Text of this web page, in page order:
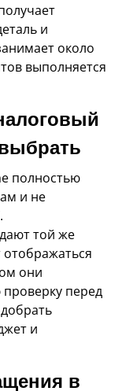
и
около
выполняется
полностью
и не
той же
они
перед
и
в